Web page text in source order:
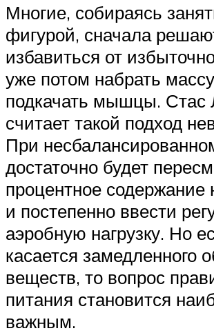
Многие, собираясь
фигурой, сначала
избавиться от
уже потом набрать
подкачать мышцы. Стас
считает такой подход
При
достаточно будет
процентное содержание
и постепенно ввести
аэробную нагрузку. Но
касается замедленного
веществ, то вопрос
питания становится
важным.